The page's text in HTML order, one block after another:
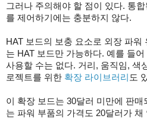
그러나 주의해야 할 점이 있다. 통
를 제어하기에는 충분하지 않다.
HAT 보드의 보충 요소로 외장 파워
는 HAT 보드만 가능하다. 예를 들
사용할 수는 없다. 거리, 움직임, 색
로젝트를 위한 확장 라이브러리 도
이 확장 보드는 30달러 미만에 판
는 파워 부품의 가격도 20달러가 채